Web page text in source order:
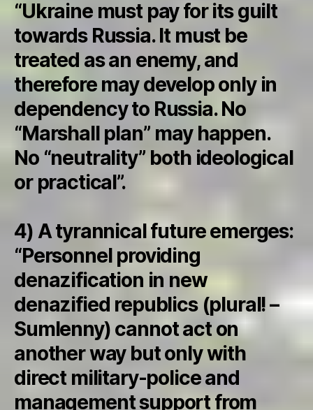
“Ukraine must pay for its guilt
towards Russia. It must be
treated as an enemy, and
therefore may develop only in
dependency to Russia. No
“Marshall plan” may happen.
No “neutrality” both ideological
or practical”.
4) A tyrannical future emerges:
“Personnel providing
denazification in new
denazified republics (plural! –
Sumlenny) cannot act on
another way but only with
direct military-police and
management support from